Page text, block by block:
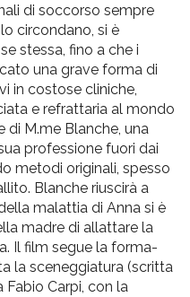
di soccorso sempre
circondano, si è
stessa, fino a che i
una grave forma di
in costose cliniche,
e refrattaria al mondo
di M.me Blanche, una
professione fuori dai
metodi originali, spesso
Blanche riuscirà a
malattia di Anna si è
madre di allattare la
Il film segue la forma-
la sceneggiatura (scritta
Carpi, con la